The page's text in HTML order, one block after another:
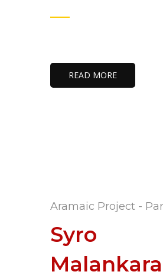
READ MORE
Aramaic Project -
Syro
Malankara